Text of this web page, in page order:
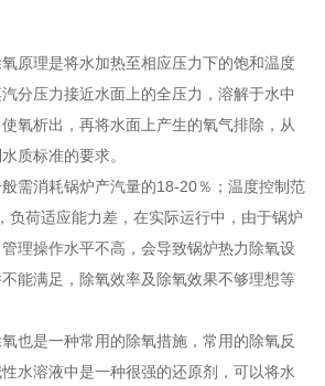
原理是将水加热至相应压力下的饱和温度
汽分压力接近水面上的全压力，溶解于水中
氧析出，再将水面上产生的氧气排除，从
质标准的要求。
需消耗锅炉产汽量的18-20％；温度控制范
负荷适应能力差，在实际运行中，由于锅炉
理操作水平不高，会导致锅炉热力除氧设
能满足，除氧效率及除氧效果不够理想等
也是一种常用的除氧措施，常用的除氧反
水溶液中是一种很强的还原剂，可以将水